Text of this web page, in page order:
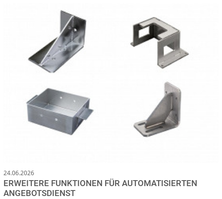
24.06.2026
ERWEITERE FUNKTIONEN FÜR AUTOMATISIERTEN
ANGEBOTSDIENST